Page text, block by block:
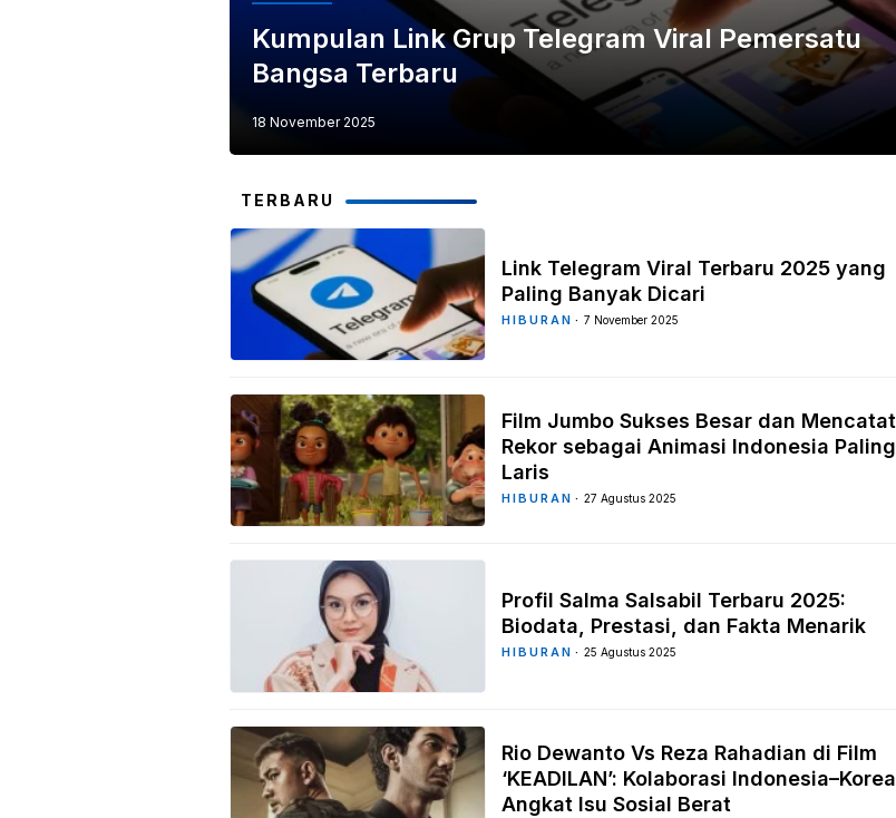
Kumpulan Link Grup Telegram Viral Pemersatu
Bangsa Terbaru
18 November 2025
TERBARU
Link Telegram Viral Terbaru 2025 yang
Paling Banyak Dicari
HIBURAN 7 November 2025
Film Jumbo Sukses Besar dan Mencatat
Rekor sebagai Animasi Indonesia Paling
Laris
HIBURAN 27 Agustus 2025
Profil Salma Salsabil Terbaru 2025:
Biodata, Prestasi, dan Fakta Menarik
HIBURAN 25 Agustus 2025
Rio Dewanto Vs Reza Rahadian di Film
‘KEADILAN’: Kolaborasi Indonesia–Korea
Angkat Isu Sosial Berat